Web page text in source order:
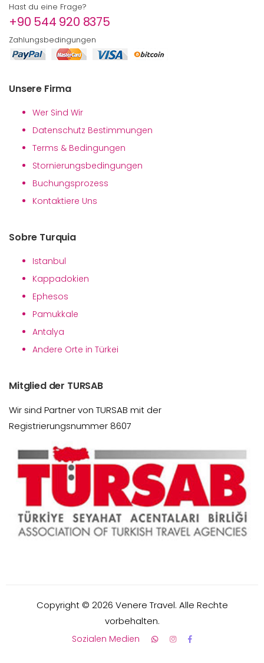
Hast du eine Frage?
+90 544 920 8375
Zahlungsbedingungen
Unsere Firma
Wer Sind Wir
Datenschutz Bestimmungen
Terms & Bedingungen
Stornierungsbedingungen
Buchungsprozess
Kontaktiere Uns
Sobre Turquia
Istanbul
Kappadokien
Ephesos
Pamukkale
Antalya
Andere Orte in Türkei
Mitglied der TURSAB
Wir sind Partner von TURSAB mit der
Registrierungsnummer 8607
Copyright © 2026 Venere Travel. Alle Rechte
vorbehalten.
Sozialen Medien